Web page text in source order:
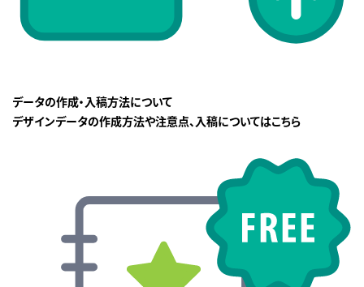
データの作成・入稿方法について
デザインデータの作成方法や注意点、入稿についてはこちら